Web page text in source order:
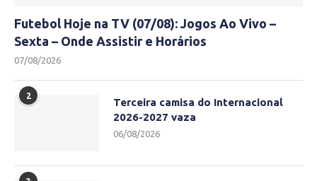
Futebol Hoje na TV (07/08): Jogos Ao Vivo –
Sexta – Onde Assistir e Horários
07/08/2026
2
Terceira camisa do Internacional
2026-2027 vaza
06/08/2026